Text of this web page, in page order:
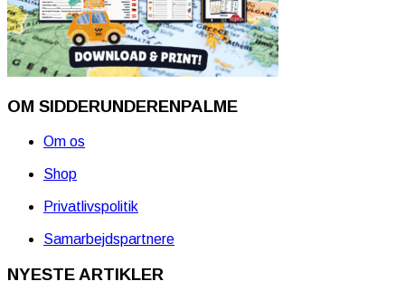
OM SIDDERUNDERENPALME
Om os
Shop
Privatlivspolitik
Samarbejdspartnere
NYESTE ARTIKLER